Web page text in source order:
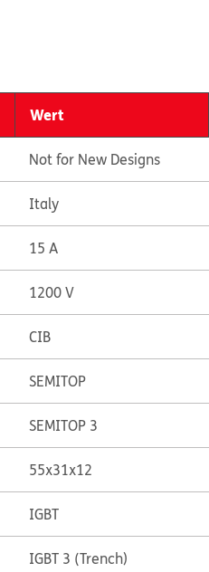
Wert
Not for New Designs
Italy
15 A
1200 V
CIB
SEMITOP
SEMITOP 3
55x31x12
IGBT
IGBT 3 (Trench)